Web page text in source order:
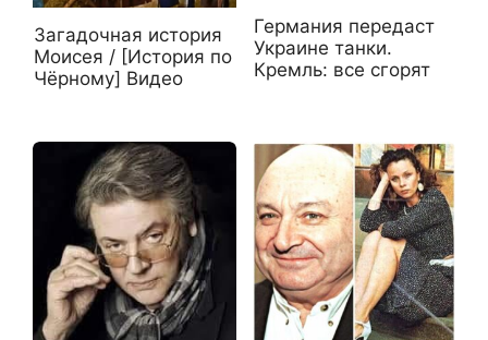
Загадочная история
Моисея / [История по
Чёрному] Видео
Германия передаст
Украине танки.
Кремль: все сгорят